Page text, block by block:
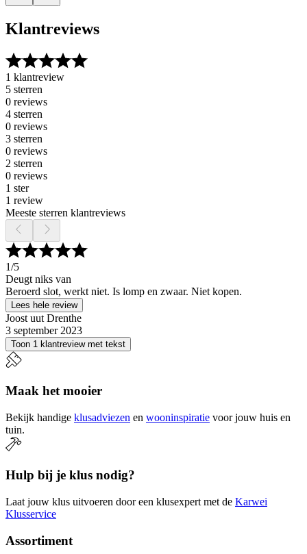
Klantreviews
1 klantreview
5 sterren
0 reviews
4 sterren
0 reviews
3 sterren
0 reviews
2 sterren
0 reviews
1 ster
1 review
Meeste sterren klantreviews
1/5
Deugt niks van
Beroerd slot, werkt niet. Is lomp en zwaar. Niet kopen.
Lees hele review
Joost uut Drenthe
3 september 2023
Toon 1 klantreview met tekst
Maak het mooier
Bekijk handige klusadviezen en wooninspiratie voor jouw huis en
tuin.
Hulp bij je klus nodig?
Laat jouw klus uitvoeren door een klusexpert met de Karwei
Klusservice
Assortiment